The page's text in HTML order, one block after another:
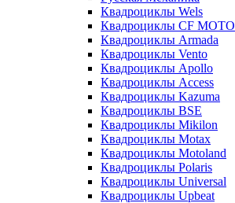
Квадроциклы Wels
Квадроциклы CF MOTO
Квадроциклы Armada
Квадроциклы Vento
Квадроциклы Apollo
Квадроциклы Access
Квадроциклы Kazuma
Квадроциклы BSE
Квадроциклы Mikilon
Квадроциклы Motax
Квадроциклы Motoland
Квадроциклы Polaris
Квадроциклы Universal
Квадроциклы Upbeat